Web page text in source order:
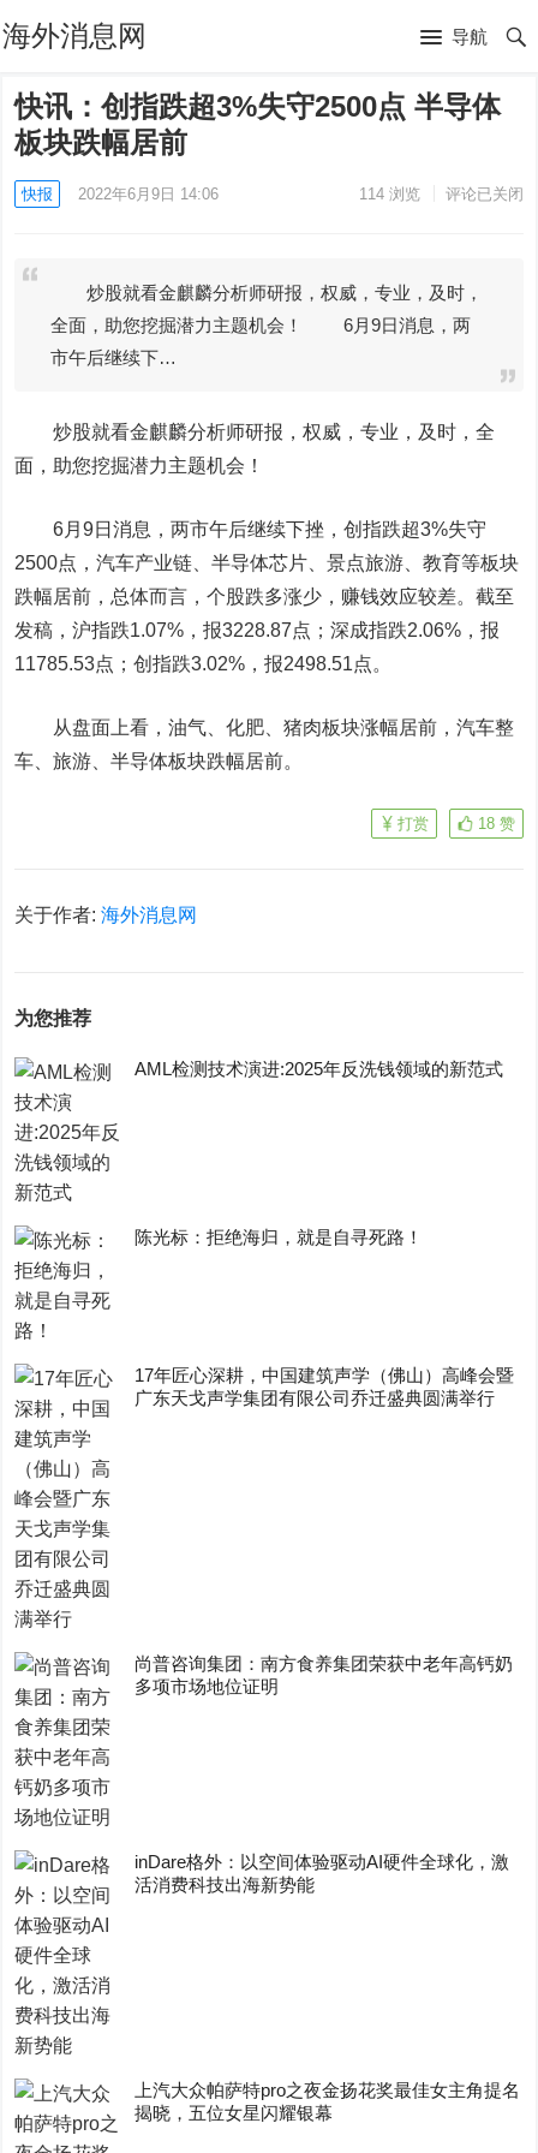
海外消息网 导航
快讯：创指跌超3%失守2500点 半导体
板块跌幅居前
快报 2022年6月9日 14:06 114浏览 评论已关闭
炒股就看金麒麟分析师研报，权威，专业，及时，
全面，助您挖掘潜力主题机会！ 6月9日消息，两
市午后继续下…
炒股就看金麒麟分析师研报，权威，专业，及时，全
面，助您挖掘潜力主题机会！
6月9日消息，两市午后继续下挫，创指跌超3%失守
2500点，汽车产业链、半导体芯片、景点旅游、教育等板块
跌幅居前，总体而言，个股跌多涨少，赚钱效应较差。截至
发稿，沪指跌1.07%，报3228.87点；深成指跌2.06%，报
11785.53点；创指跌3.02%，报2498.51点。
从盘面上看，油气、化肥、猪肉板块涨幅居前，汽车整
车、旅游、半导体板块跌幅居前。
18 赞
打赏
关于作者:海外消息网
为您推荐
AML检测技术演进:2025年反洗钱领域的新范式
陈光标：拒绝海归，就是自寻死路！
17年匠心深耕，中国建筑声学（佛山）高峰会暨
广东天戈声学集团有限公司乔迁盛典圆满举行
尚普咨询集团：南方食养集团荣获中老年高钙奶
多项市场地位证明
inDare格外：以空间体验驱动AI硬件全球化，激
活消费科技出海新势能
上汽大众帕萨特pro之夜金扬花奖最佳女主角提名
揭晓，五位女星闪耀银幕